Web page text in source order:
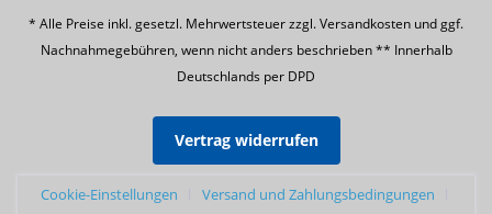
* Alle Preise inkl. gesetzl. Mehrwertsteuer zzgl. Versandkosten und ggf.
Nachnahmegebühren, wenn nicht anders beschrieben ** Innerhalb
Deutschlands per DPD
Vertrag widerrufen
Cookie-Einstellungen Versand und Zahlungsbedingungen